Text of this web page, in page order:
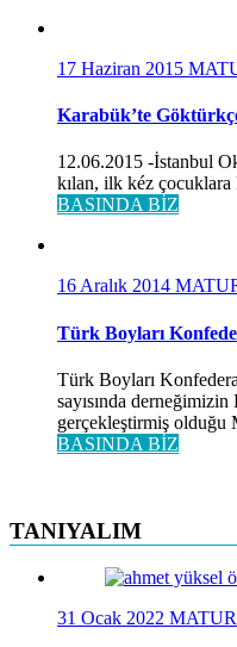
17 Haziran 2015
Karabük’te
12.06.2015 -İstanbul
kılan, ilk kéz çocuklara
BASINDA BİZ
16 Aralık 2014
Türk Boyları
Türk Boyları
sayısında
gerçekleştirmiş olduğu
BASINDA BİZ
TANIYALIM
31 Ocak 2022